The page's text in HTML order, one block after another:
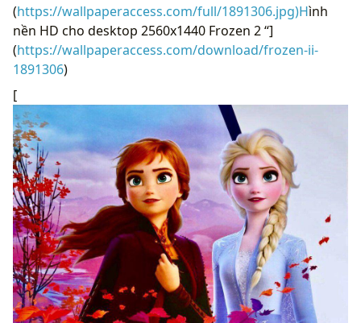
(https://wallpaperaccess.com/full/1891306.jpg)Hình
nền HD cho desktop 2560x1440 Frozen 2 “]
(https://wallpaperaccess.com/download/frozen-ii-
1891306)
[